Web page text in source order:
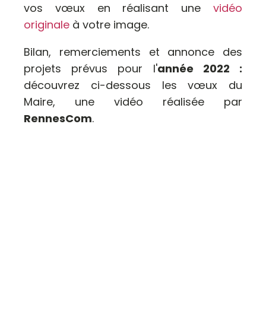
vos vœux en réalisant une vidéo
originale à votre image.
Bilan, remerciements et annonce des
projets prévus pour l'année 2022 :
découvrez ci-dessous les vœux du
Maire, une vidéo réalisée par
RennesCom.